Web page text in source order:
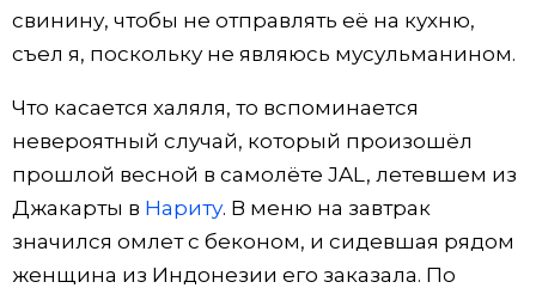
свинину, чтобы не отправлять её на кухню,
съел я, поскольку не являюсь мусульманином.
Что касается халяля, то вспоминается
невероятный случай, который произошёл
прошлой весной в самолёте JAL, летевшем из
Джакарты в Нариту. В меню на завтрак
значился омлет с беконом, и сидевшая рядом
женщина из Индонезии его заказала. По